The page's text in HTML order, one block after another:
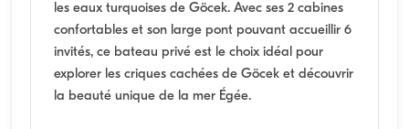
les eaux turquoises de Göcek. Avec ses 2 cabines
confortables et son large pont pouvant accueillir 6
invités, ce bateau privé est le choix idéal pour
explorer les criques cachées de Göcek et découvrir
la beauté unique de la mer Égée.